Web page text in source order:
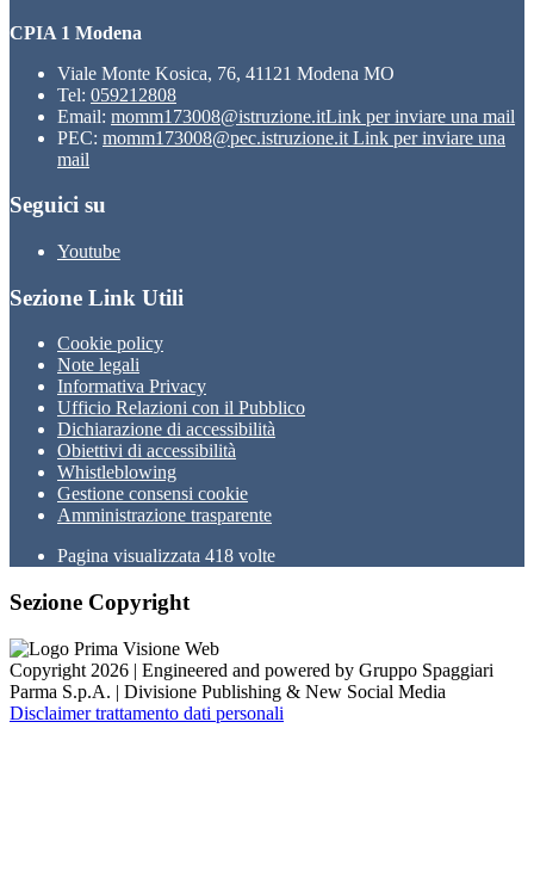
CPIA 1 Modena
Viale Monte Kosica, 76, 41121 Modena MO
Tel: 059212808
Email: momm173008@istruzione.itLink per inviare una mail
PEC: momm173008@pec.istruzione.it Link per inviare una
mail
Seguici su
Youtube
Sezione Link Utili
Cookie policy
Note legali
Informativa Privacy
Ufficio Relazioni con il Pubblico
Dichiarazione di accessibilità
Obiettivi di accessibilità
Whistleblowing
Gestione consensi cookie
Amministrazione trasparente
Pagina visualizzata 418 volte
Sezione Copyright
Copyright 2026 | Engineered and powered by Gruppo Spaggiari
Parma S.p.A. | Divisione Publishing & New Social Media
Disclaimer trattamento dati personali